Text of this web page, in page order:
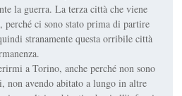
la guerra. La terza città che viene
perché ci sono stato prima di partire
stranamente questa orribile città
a Torino, anche perché non sono
non avendo abitato a lungo in altre